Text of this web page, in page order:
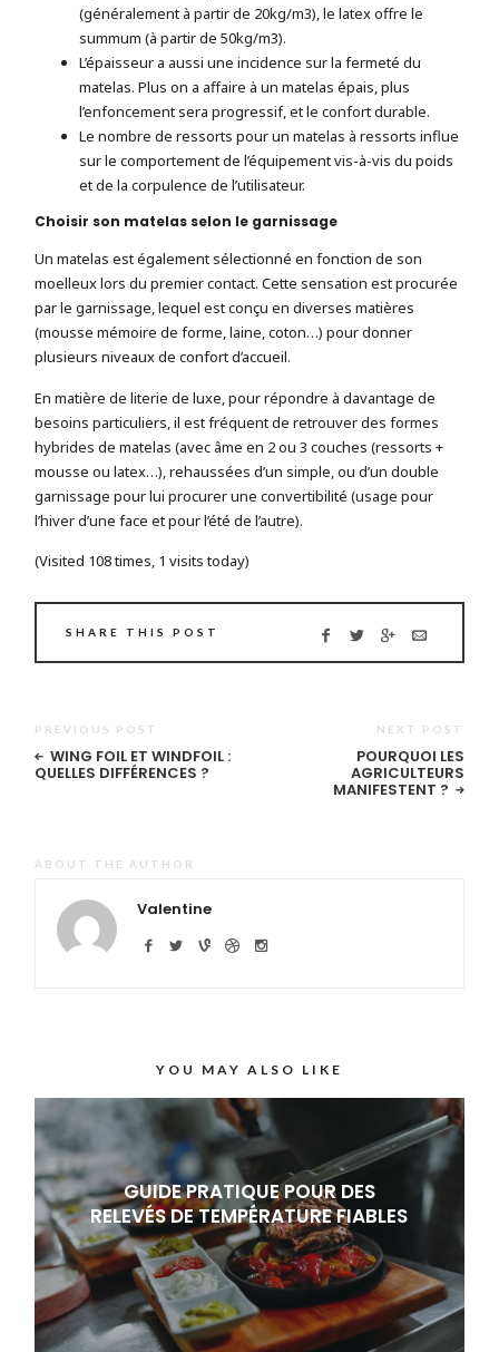
(généralement à partir de 20kg/m3), le latex offre le
summum (à partir de 50kg/m3).
L’épaisseur a aussi une incidence sur la fermeté du
matelas. Plus on a affaire à un matelas épais, plus
l’enfoncement sera progressif, et le confort durable.
Le nombre de ressorts pour un matelas à ressorts influe
sur le comportement de l’équipement vis-à-vis du poids
et de la corpulence de l’utilisateur.
Choisir son matelas selon le garnissage
Un matelas est également sélectionné en fonction de son
moelleux lors du premier contact. Cette sensation est procurée
par le garnissage, lequel est conçu en diverses matières
(mousse mémoire de forme, laine, coton…) pour donner
plusieurs niveaux de confort d’accueil.
En matière de literie de luxe, pour répondre à davantage de
besoins particuliers, il est fréquent de retrouver des formes
hybrides de matelas (avec âme en 2 ou 3 couches (ressorts +
mousse ou latex…), rehaussées d’un simple, ou d’un double
garnissage pour lui procurer une convertibilité (usage pour
l’hiver d’une face et pour l’été de l’autre).
(Visited 108 times, 1 visits today)
SHARE THIS POST
PREVIOUS POST
WING FOIL ET WINDFOIL :
QUELLES DIFFÉRENCES ?
NEXT POST
POURQUOI LES
AGRICULTEURS
MANIFESTENT ?
ABOUT THE AUTHOR
Valentine
YOU MAY ALSO LIKE
GUIDE PRATIQUE POUR DES
RELEVÉS DE TEMPÉRATURE FIABLES